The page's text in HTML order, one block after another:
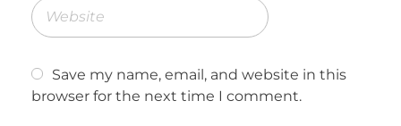
Save my name, email, and website in this
browser for the next time I comment.